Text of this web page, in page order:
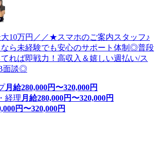
10万円／／★スマホのご案内スタッフ♪
ら未経験でも安心のサポート体制◎普段
れば即戦力！高収入＆嬉しい週払い/ス
面談◎
月給280,000円〜320,000円
経理 月給280,000円〜320,000円
円〜320,000円